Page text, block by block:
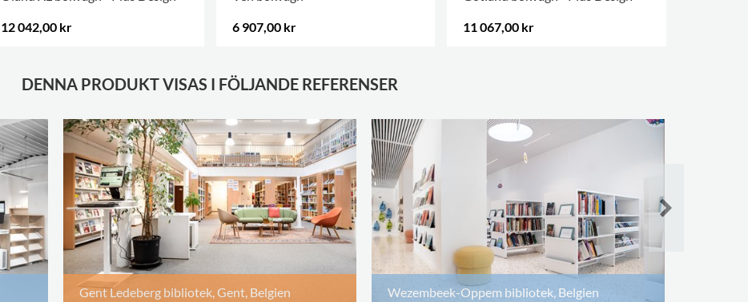
12 042,00 kr 6 907,00 kr 11 067,00 kr
DENNA PRODUKT VISAS I FÖLJANDE REFERENSER
Gent Ledeberg bibliotek, Gent, Belgien Wezembeek-Oppem bibliotek, Belgien